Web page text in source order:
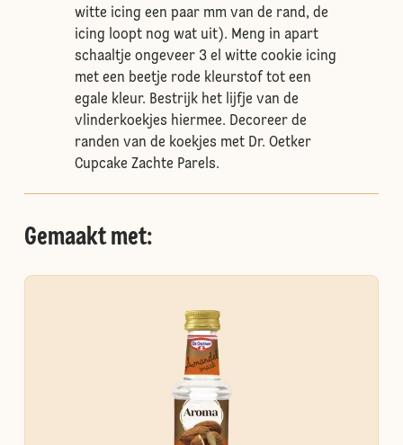
witte icing een paar mm van de rand, de
icing loopt nog wat uit). Meng in apart
schaaltje ongeveer 3 el witte cookie icing
met een beetje rode kleurstof tot een
egale kleur. Bestrijk het lijfje van de
vlinderkoekjes hiermee. Decoreer de
randen van de koekjes met Dr. Oetker
Cupcake Zachte Parels.
Gemaakt met: